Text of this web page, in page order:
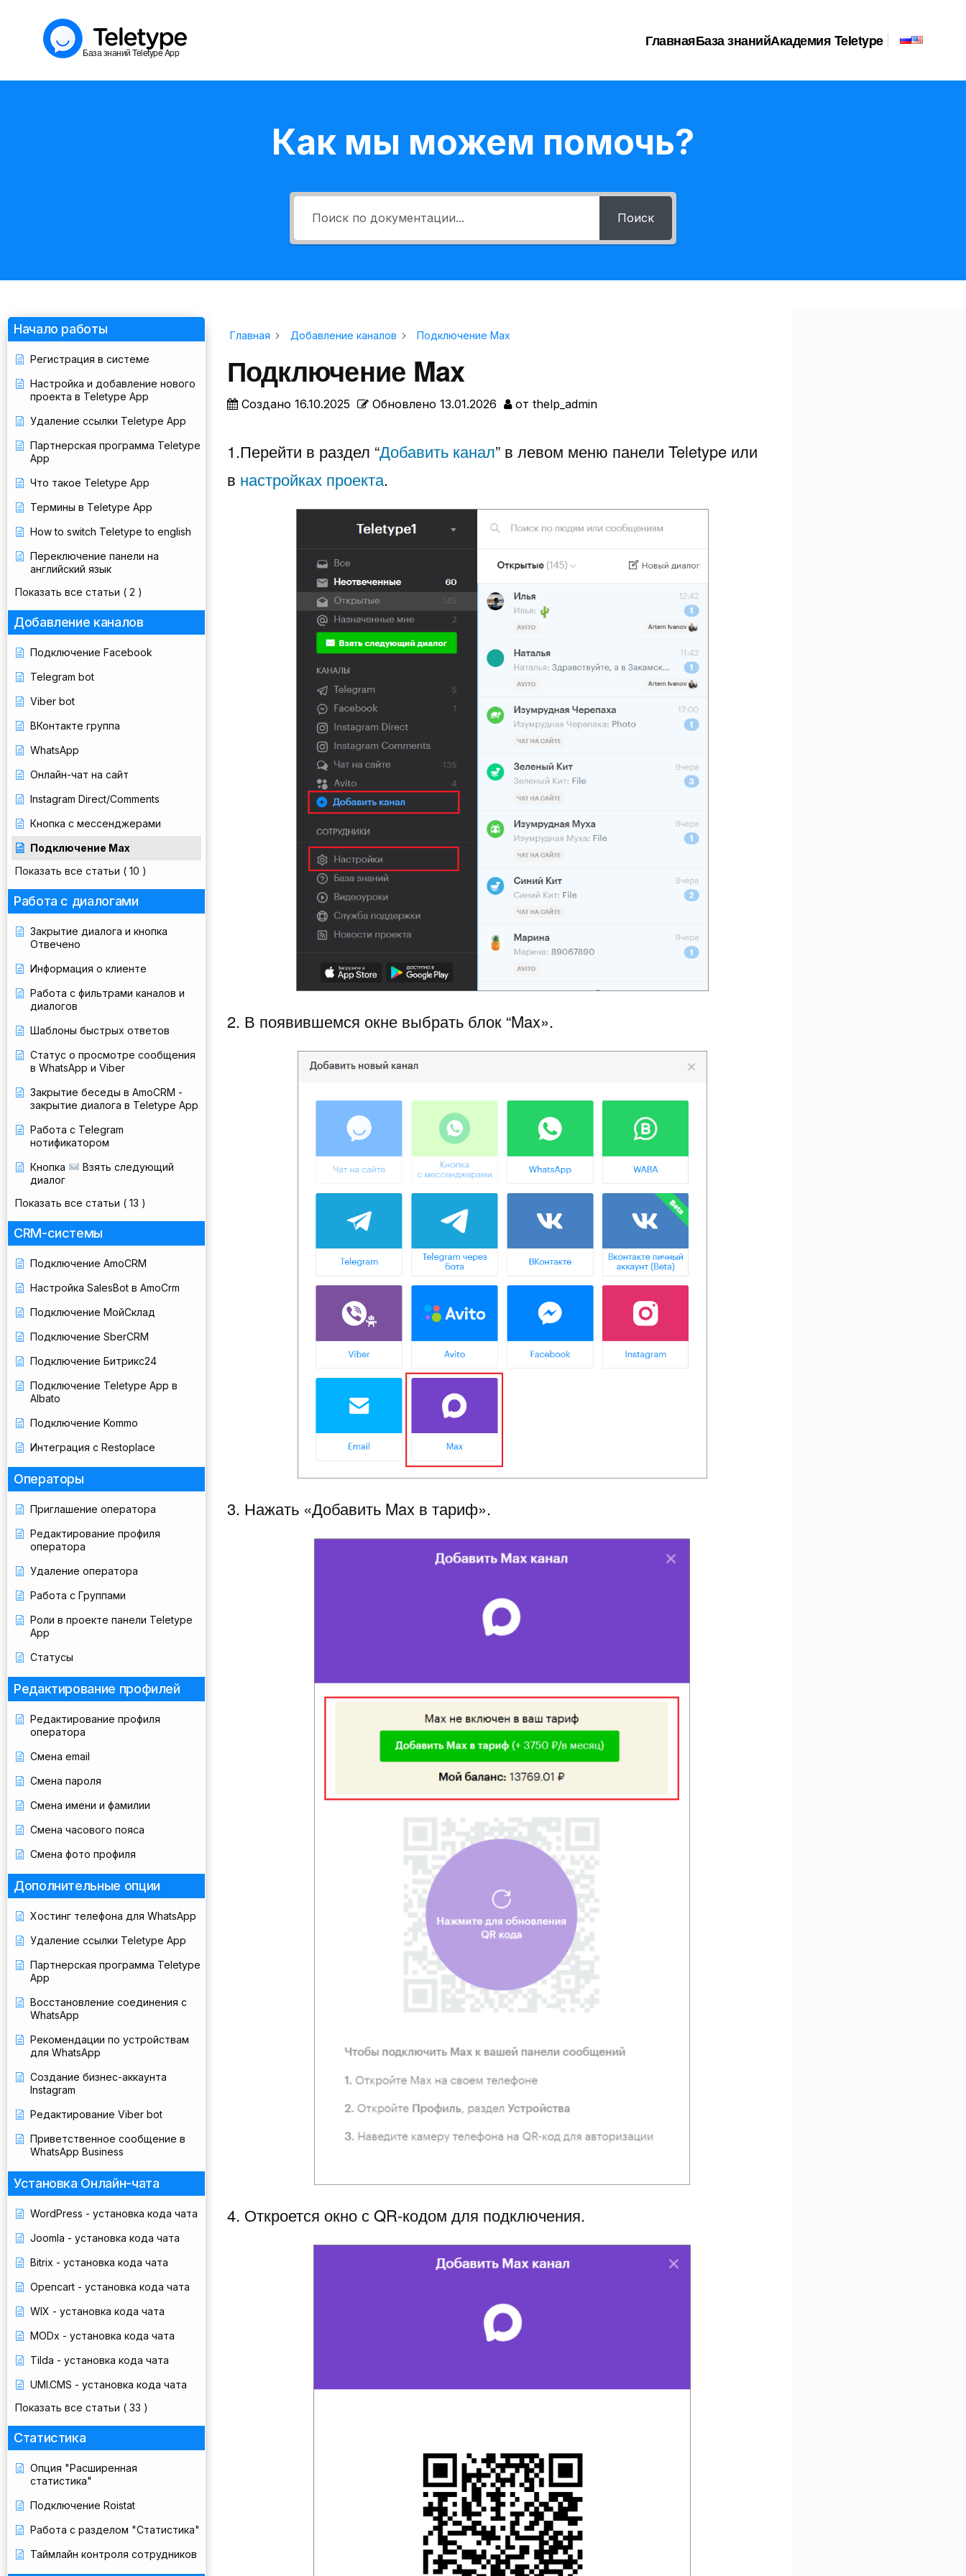
Перейти
База знаний Teletype App
ГлавнаяБаза знанийАкадемия Teletype
Как мы можем помочь?
Поиск
Начало работы
Регистрация в системе
Настройка и добавление нового
проекта в Teletype App
Удаление ссылки Teletype App
Партнерская программа Teletype
App
Что такое Teletype App
Термины в Teletype App
How to switch Teletype to english
Переключение панели на
английский язык
Показать все статьи ( 2 )
Добавление каналов
Подключение Facebook
Telegram bot
Viber bot
ВКонтакте группа
WhatsApp
Онлайн-чат на сайт
Instagram Direct/Comments
Кнопка с мессенджерами
Подключение Max
Показать все статьи ( 10 )
Работа с диалогами
Закрытие диалога и кнопка
Отвечено
Информация о клиенте
Работа с фильтрами каналов и
диалогов
Шаблоны быстрых ответов
Статус о просмотре сообщения
в WhatsApp и Viber
Закрытие беседы в AmoCRM -
закрытие диалога в Teletype App
Работа с Telegram
нотификатором
Кнопка
Взять следующий
диалог
Показать все статьи ( 13 )
CRM-системы
Подключение AmoCRM
Настройка SalesBot в AmoCrm
Подключение МойСклад
Подключение SberCRM
Подключение Битрикс24
Подключение Teletype App в
Albato
Подключение Kommo
Интеграция с Restoplace
Операторы
Приглашение оператора
Редактирование профиля
оператора
Удаление оператора
Работа с Группами
Роли в проекте панели Teletype
App
Статусы
Редактирование профилей
Редактирование профиля
оператора
Смена email
Смена пароля
Смена имени и фамилии
Смена часового пояса
Смена фото профиля
Дополнительные опции
Хостинг телефона для WhatsApp
Удаление ссылки Teletype App
Партнерская программа Teletype
App
Восстановление соединения с
WhatsApp
Рекомендации по устройствам
для WhatsApp
Создание бизнес-аккаунта
Instagram
Редактирование Viber bot
Приветственное сообщение в
WhatsApp Business
Установка Онлайн-чата
WordPress - установка кода чата
Joomla - установка кода чата
Bitrix - установка кода чата
Opencart - установка кода чата
WIX - установка кода чата
MODx - установка кода чата
Tilda - установка кода чата
UMI.CMS - установка кода чата
Показать все статьи ( 33 )
Статистика
Опция "Расширенная
статистика"
Подключение Roistat
Работа с разделом "Статистика"
Таймлайн контроля сотрудников
Главная Добавление каналов Подключение Max
Подключение Max
Создано 16.10.2025 Обновлено 13.01.2026 от thelp_admin
1.Перейти в раздел “Добавить канал” в левом меню панели Teletype или
в настройках проекта.
2. В появившемся окне выбрать блок “Max».
3. Нажать «Добавить Max в тариф».
4. Откроется окно с QR-кодом для подключения.